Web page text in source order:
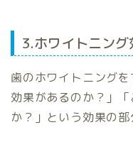
3.ホワイトニン
歯のホワイトニング
効果があるのか？」
か？」という効果の部